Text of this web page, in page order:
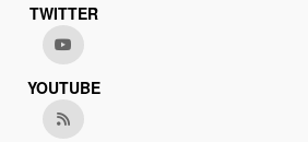
TWITTER
YOUTUBE